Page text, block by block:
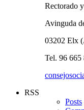
Rectorado
Avinguda
03202 Elx
Tel. 96 665
RSS
Posts